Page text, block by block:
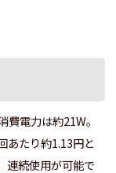
電力は約21W。
あたり約1.13円と
連続使用が可能で